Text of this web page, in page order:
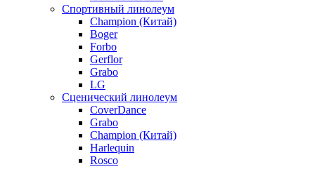
Спортивный линолеум
Champion (Китай)
Boger
Forbo
Gerflor
Grabo
LG
Сценический линолеум
CoverDance
Grabo
Champion (Китай)
Harlequin
Rosco